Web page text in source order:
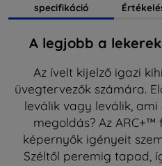
specifikáció
A legjobb a
Az ívelt kijelző igazi
üvegtervezők számára.
leválik vagy leválik,
megoldás? Az
képernyők igényeit
Széltől peremig tapad,